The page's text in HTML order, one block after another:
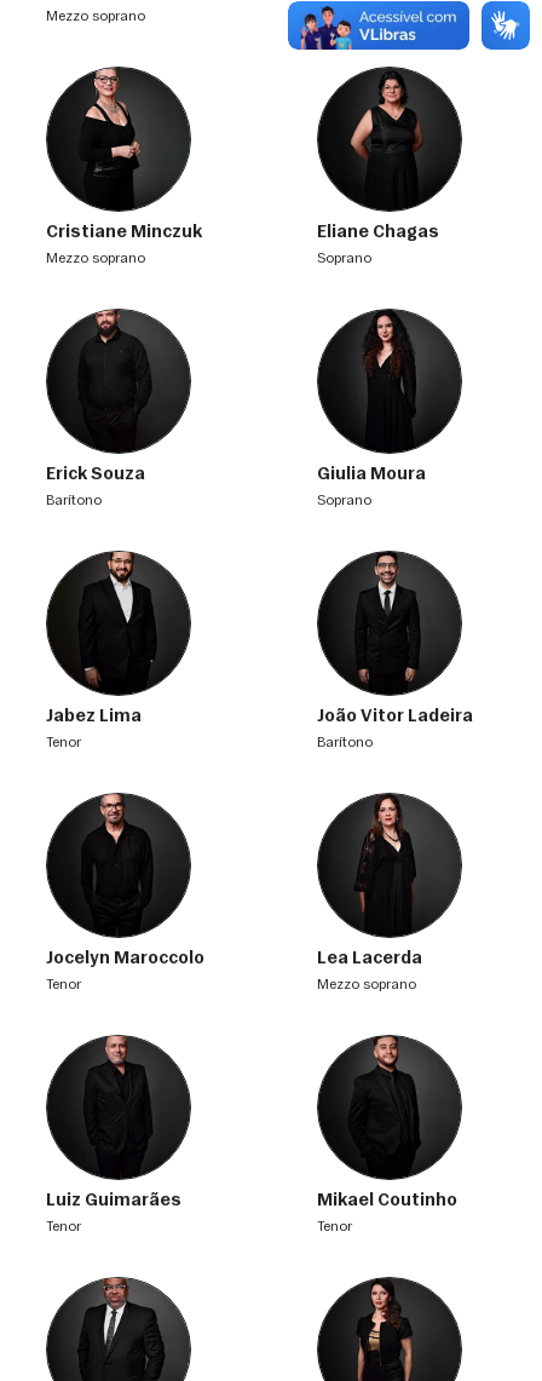
mezzo soprano mezzo soprano
Cristiane Minczuk
mezzo soprano
Eliane Chagas
soprano
Erick Souza
barítono
Giulia Moura
soprano
Jabez Lima
tenor
João Vitor Ladeira
barítono
Jocelyn Maroccolo
tenor
Lea Lacerda
mezzo soprano
Luiz Guimarães
tenor
Mikael Coutinho
tenor